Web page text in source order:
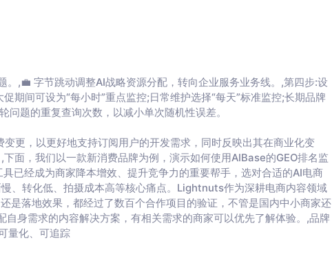
。,💼 字节跳动调整AI战略资源分配，转向企业服务业务线。,第四步:设
期间可设为“每小时”重点监控;日常维护选择“每天”标准监控;长期品牌
问题的重复查询次数，以减小单次随机性误差。
更，以更好地支持订阅用户的开发需求，同时反映出其在商业化变
面，我们以一款新消费品牌为例，演示如何使用AIBase的GEO排名监
已经成为商家降本增效、提升竞争力的重要帮手，选对合适的AI电商
、转化低、拍摄成本高等核心痛点。Lightnuts作为深耕电商内容领域
是落地效果，都经过了数百个合作项目的验证，不管是国内中小商家还
身需求的内容解决方案，有相关需求的商家可以优先了解体验。,品牌
量化、可追踪